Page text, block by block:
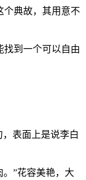
个典故，其用意不
找到一个可以自由
表面上是说李白
”花容美艳，大